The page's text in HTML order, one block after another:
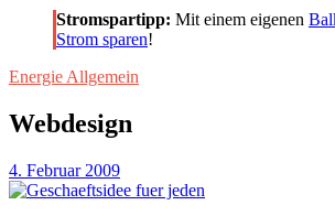
Stromspartipp: Mit einem eigenen
Strom sparen!
Energie Allgemein
Webdesign
4. Februar 2009